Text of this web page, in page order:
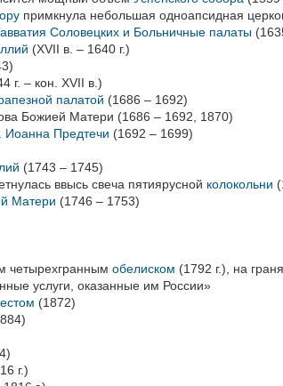
примкнула небольшая одноапсидная
Соловецких и Больничные палаты
(XVII в. – 1640 г.)
г. – кон. XVII в.)
палатой (1686 – 1692)
Божией Матери (1686 – 1692, 1870)
Иоанна Предтечи (1692 – 1699)
(1743 – 1745)
ввысь свеча пятиярусной колокольни
Матери (1746 – 1753)
четырехгранным обелиском (1792 г.), на
услуги, оказанные им России»
(1872)
г.)